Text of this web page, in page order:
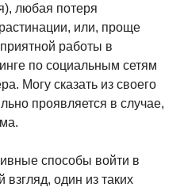
любая потеря
или, проще
работы в
по социальным сетям
Могу сказать из своего
проявляется в случае,
способы войти в
взгляд, один из таких